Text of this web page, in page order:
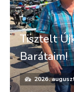
Tisztelt
Barátaim!
2026.